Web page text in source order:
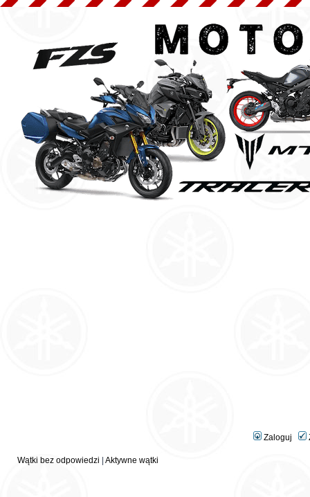
Zaloguj
Wątki bez odpowiedzi Aktywne wątki